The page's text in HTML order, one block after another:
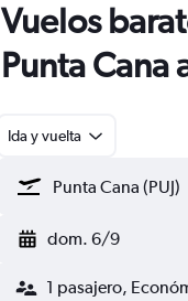
Vuelos
Punta Cana
Ida y vuelta
dom. 6/9
1 pasajero,